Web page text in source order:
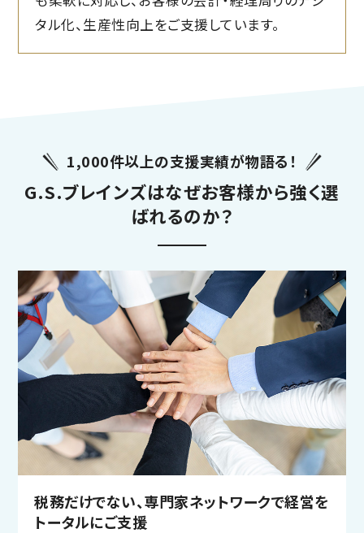
タル化、生産性向上をご支援しています。
1,000件以上の支援実績が物語る！
G.S.ブレインズはなぜお客様から強く選
ばれるのか？
税務だけでない、専門家ネットワークで経営を
トータルにご支援